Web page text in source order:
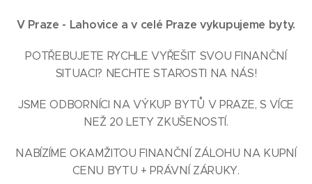
V Praze - Lahovice a v celé Praze vykupujeme byty.
POTŘEBUJETE RYCHLE VYŘEŠIT SVOU FINANČNÍ
SITUACI? NECHTE STAROSTI NA NÁS!
JSME ODBORNÍCI NA VÝKUP BYTŮ V PRAZE, S VÍCE
NEŽ 20 LETY ZKUŠENOSTÍ.
NABÍZÍME OKAMŽITOU FINANČNÍ ZÁLOHU NA KUPNÍ
CENU BYTU + PRÁVNÍ ZÁRUKY.